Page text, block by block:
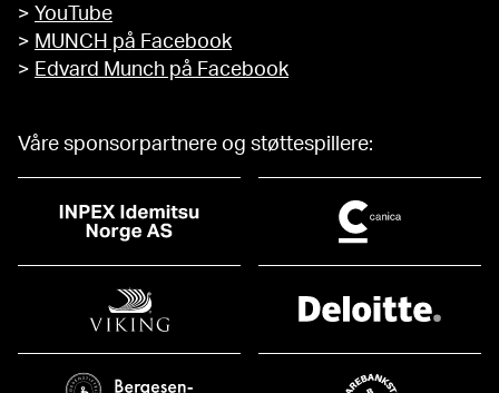
> YouTube
> MUNCH på Facebook
> Edvard Munch på Facebook
Våre sponsorpartnere og støttespillere: